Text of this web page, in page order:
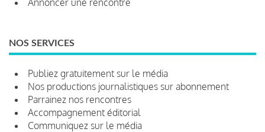
NOS SERVICES
Publiez gratuitement sur le média
Nos productions journalistiques sur abonnement
Parrainez nos rencontres
Accompagnement éditorial
Communiquez sur le média